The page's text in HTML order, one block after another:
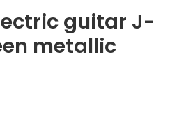
guitar J-
metallic